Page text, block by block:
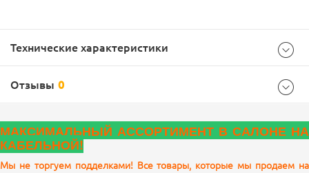
Технические характеристики
Отзывы 0
МАКСИМАЛЬНЫЙ АССОРТИМЕНТ В САЛОНЕ НА
КАБЕЛЬНОЙ!
Мы не торгуем подделками! Все товары, которые мы продаем на